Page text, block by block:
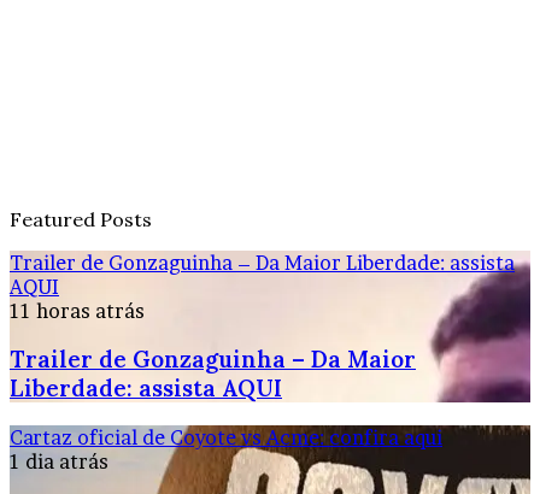
Featured Posts
Trailer de Gonzaguinha – Da Maior Liberdade: assista
AQUI
11 horas atrás
Trailer de Gonzaguinha – Da Maior
Liberdade: assista AQUI
Cartaz oficial de Coyote vs Acme: confira aqui
1 dia atrás